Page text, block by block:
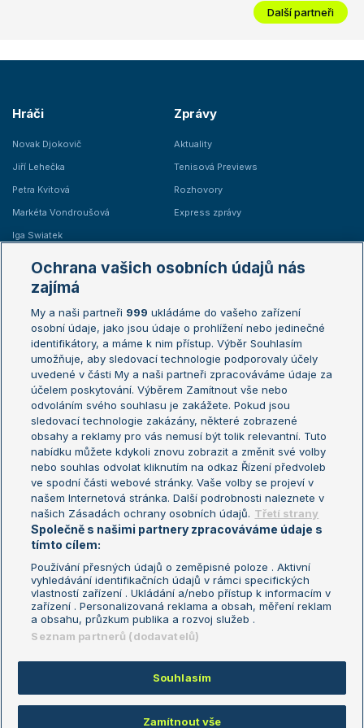
Další partneři
Hráči
Novak Djokovič
Jiří Lehečka
Petra Kvitová
Markéta Vondroušová
Iga Swiatek
Zprávy
Aktuality
Tenisová Previews
Rozhovory
Express zprávy
Žebříčky
Žebříček ATP (muži)
Žebříček WTA (ženy)
Sázkařský žebříček
Australian Open
French Open
Wimbledon
US Open
Turnaj mistrů
Turnaj mistryň
Aktualní trendy
Fotbalové přestupy
Livesport Daily
LS Prague Open
Podmínky užití
Nastavení soukromí
GDPR a žurnalistika
Reklama
Kontakt
Informace o zpracování osobních
údajů
Copyright © 2008-2026 TenisPortal.cz. Využíváme zpravodajství ČTK.
Ochrana vašich osobních údajů nás
zajímá
My a naši partneři 999 ukládáme do vašeho zařízení
osobní údaje, jako jsou údaje o prohlížení nebo jedinečné
identifikátory, a máme k nim přístup. Výběr Souhlasím
umožňuje, aby sledovací technologie podporovaly účely
uvedené v části My a naši partneři zpracováváme údaje za
účelem poskytování. Výběrem Zamítnout vše nebo
odvoláním svého souhlasu je zakážete. Pokud jsou
sledovací technologie zakázány, některé zobrazené
obsahy a reklamy pro vás nemusí být tolik relevantní. Tuto
nabídku můžete kdykoli znovu zobrazit a změnit své volby
nebo souhlas odvolat kliknutím na odkaz Řízení předvoleb
ve spodní části webové stránky. Vaše volby se projeví v
našem Internetová stránka. Další podrobnosti naleznete v
našich Zásadách ochrany osobních údajů. Třetí strany
Společně s našimi partnery zpracováváme údaje s
tímto cílem:
Používání přesných údajů o zeměpisné poloze . Aktivní
vyhledávání identifikačních údajů v rámci specifických
vlastností zařízení . Ukládání a/nebo přístup k informacím v
zařízení . Personalizovaná reklama a obsah, měření reklam
a obsahu, průzkum publika a rozvoj služeb .
Seznam partnerů (dodavatelů)
Souhlasím
Zamítnout vše